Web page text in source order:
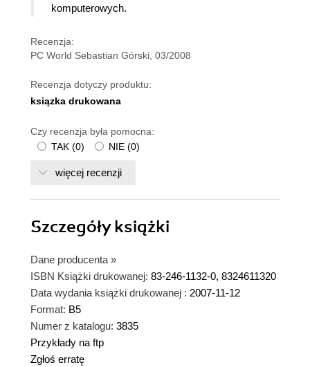
komputerowych.
Recenzja:
PC World Sebastian Górski, 03/2008
Recenzja dotyczy produktu:
ksiązka drukowana
Czy recenzja była pomocna:
TAK (0) NIE (0)
więcej recenzji
Szczegółyksiążki
Dane producenta »
ISBN Książki drukowanej: 83-246-1132-0, 8324611320
Data wydania książki drukowanej : 2007-11-12
Format: B5
Numer z katalogu: 3835
Przykłady na ftp
Zgłoś erratę